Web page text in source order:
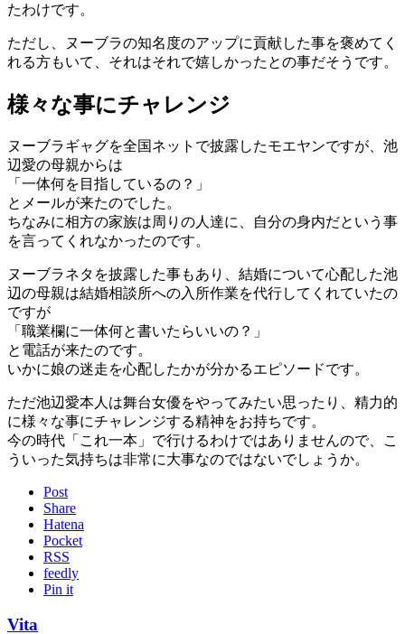
たわけです。
ただし、ヌーブラの知名度のアップに貢献した事を褒めてく
れる方もいて、それはそれで嬉しかったとの事だそうです。
様々な事にチャレンジ
ヌーブラギャグを全国ネットで披露したモエヤンですが、池
辺愛の母親からは
「一体何を目指しているの？」
とメールが来たのでした。
ちなみに相方の家族は周りの人達に、自分の身内だという事
を言ってくれなかったのです。
ヌーブラネタを披露した事もあり、結婚について心配した池
辺の母親は結婚相談所への入所作業を代行してくれていたの
ですが
「職業欄に一体何と書いたらいいの？」
と電話が来たのです。
いかに娘の迷走を心配したかが分かるエピソードです。
ただ池辺愛本人は舞台女優をやってみたい思ったり、精力的
に様々な事にチャレンジする精神をお持ちです。
今の時代「これ一本」で行けるわけではありませんので、こ
ういった気持ちは非常に大事なのではないでしょうか。
Post
Share
Hatena
Pocket
RSS
feedly
Pin it
Vita